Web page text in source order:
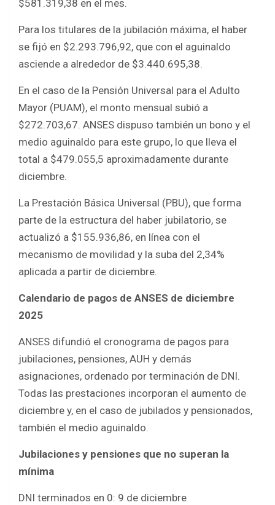
$581.319,38 en el mes.
Para los titulares de la jubilación máxima, el haber
se fijó en $2.293.796,92, que con el aguinaldo
asciende a alrededor de $3.440.695,38.
En el caso de la Pensión Universal para el Adulto
Mayor (PUAM), el monto mensual subió a
$272.703,67. ANSES dispuso también un bono y el
medio aguinaldo para este grupo, lo que lleva el
total a $479.055,5 aproximadamente durante
diciembre.
La Prestación Básica Universal (PBU), que forma
parte de la estructura del haber jubilatorio, se
actualizó a $155.936,86, en línea con el
mecanismo de movilidad y la suba del 2,34%
aplicada a partir de diciembre.
Calendario de pagos de ANSES de diciembre
2025
ANSES difundió el cronograma de pagos para
jubilaciones, pensiones, AUH y demás
asignaciones, ordenado por terminación de DNI.
Todas las prestaciones incorporan el aumento de
diciembre y, en el caso de jubilados y pensionados,
también el medio aguinaldo.
Jubilaciones y pensiones que no superan la
mínima
DNI terminados en 0: 9 de diciembre